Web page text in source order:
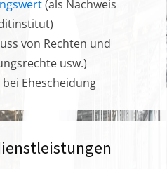
(als Nachweis
von Rechten und
usw.)
Ehescheidung